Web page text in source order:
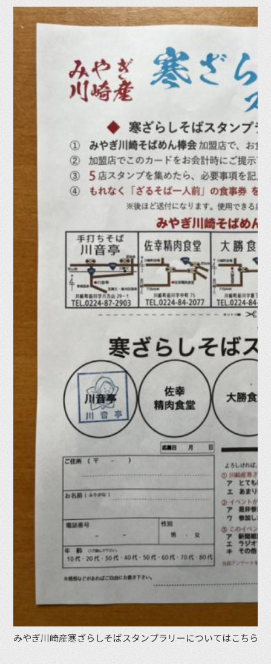
みやぎ川崎産寒ざらしそばスタンプラリーについてはこちらか